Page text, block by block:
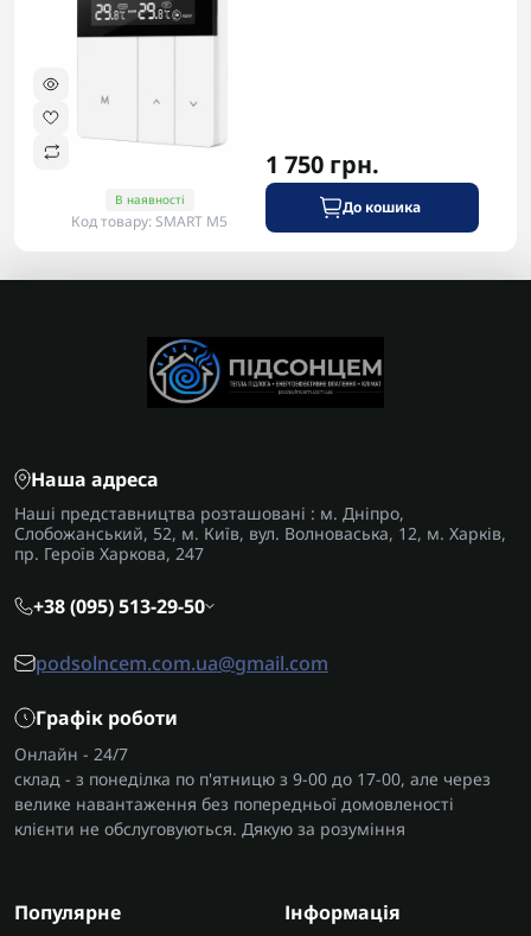
В наявності
Код товару: SMART M5
1 750 грн.
До кошика
Наша адреса
Наші представництва розташовані : м. Дніпро,
Слобожанський, 52, м. Київ, вул. Волноваська, 12, м. Харків,
пр. Героїв Харкова, 247
+38 (095) 513-29-50
podsolncem.com.ua@gmail.com
Графік роботи
Онлайн - 24/7
склад - з понеділка по п'ятницю з 9-00 до 17-00, але через
велике навантаження без попередньої домовленості
клієнти не обслуговуються. Дякую за розуміння
Популярне Інформація